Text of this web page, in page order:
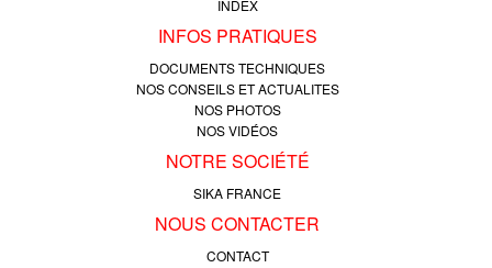
INDEX
INFOS PRATIQUES
DOCUMENTS TECHNIQUES
NOS CONSEILS ET ACTUALITES
NOS PHOTOS
NOS VIDÉOS
NOTRE SOCIÉTÉ
SIKA FRANCE
NOUS CONTACTER
CONTACT